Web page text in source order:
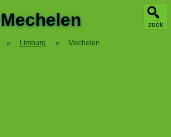
zoek
Mechelen
» Limburg » Mechelen